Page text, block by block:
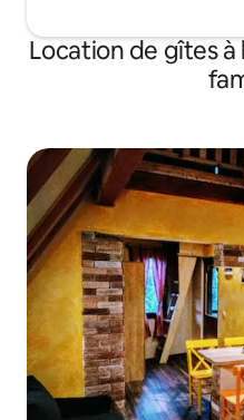
Location de gîtes